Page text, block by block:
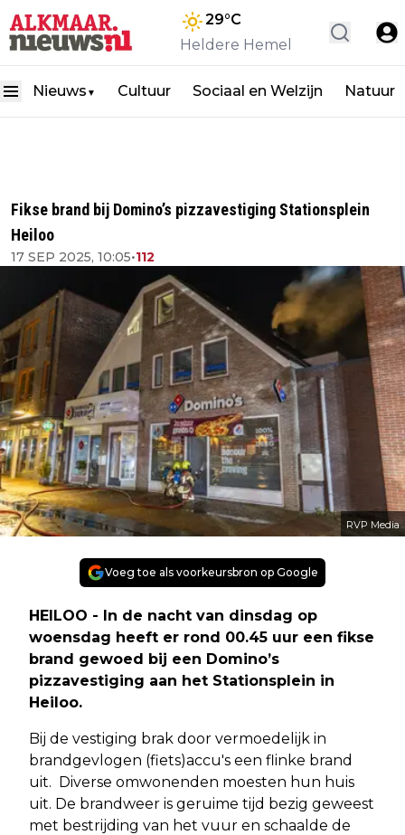
29°C
Heldere Hemel
Nieuws ▼ Cultuur Sociaal en Welzijn Natuur
Fikse brand bij Domino’s pizzavestiging Stationsplein
Heiloo
17 SEP 2025, 10:05•112
RVP Media
Voeg toe als voorkeursbron op Google
HEILOO - In de nacht van dinsdag op
woensdag heeft er rond 00.45 uur een fikse
brand gewoed bij een Domino’s
pizzavestiging aan het Stationsplein in
Heiloo.
Bij de vestiging brak door vermoedelijk in
brandgevlogen (fiets)accu's een flinke brand
uit. Diverse omwonenden moesten hun huis
uit. De brandweer is geruime tijd bezig geweest
met bestrijding van het vuur en schaalde de